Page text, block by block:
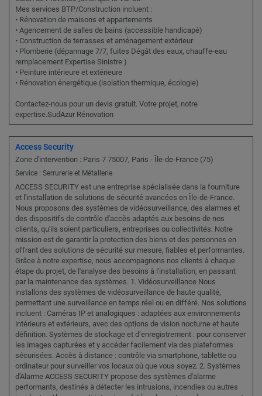
Mes services BTP/Construction incluent :
• Rénovation de maisons et appartements
• Agencement de salles de bains (accessible handicapé)
• Construction de terrasses et aménagement extérieur
• Plomberie (dépannage 7/7, fuites Dégât des eaux, chauffe-eau
remplacement Expertise Sinistre )
• Peinture intérieure et extérieure
• Rénovation énergétique (isolation thermique, écologie)
Contactez-nous pour un devis gratuit. Votre projet, notre
expertise.SudAzur Rénovation
Access Security
Zone d'intervention : Paris 7 75007, Paris - Île-de-France (75)
Service : Serrurerie et Métallerie
ACCESS SECURITY est une entreprise spécialisée dans la fourniture
et l'installation de solutions de sécurité avancées en Île-de-France.
Nous proposons des systèmes de vidéosurveillance, des alarmes et
des dispositifs de contrôle d'accès adaptés aux besoins de nos
clients, qu'ils soient particuliers, entreprises ou collectivités. Notre
mission est de garantir la protection des biens et des personnes en
offrant des solutions de sécurité sur mesure, fiables et performantes.
Grâce à notre expertise, nous accompagnons nos clients à chaque
étape du projet, de l'analyse des besoins à l'installation, en passant
par la maintenance des systèmes. 1. Vidéosurveillance Nous
installons des systèmes de vidéosurveillance de haute qualité,
permettant une surveillance en temps réel ou en différé. Nos solutions
incluent : Caméras IP et analogiques : adaptées aux environnements
intérieurs et extérieurs, avec des options de vision nocturne et haute
définition. Systèmes de stockage et d’enregistrement : pour conserver
les images capturées et y accéder facilement via des plateformes
sécurisées. Accès à distance : contrôle via smartphone, tablette ou
ordinateur pour surveiller vos locaux où que vous soyez. 2. Systèmes
d'Alarme ACCESS SECURITY propose des systèmes d'alarme
performants, destinés à détecter les intrusions, incendies ou autres